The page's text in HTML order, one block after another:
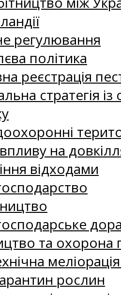
регулювання
політика
реєстрація
стратегія
на
відходами
та
рослин